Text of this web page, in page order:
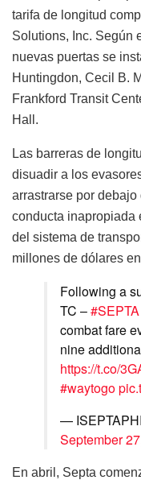
tarifa de longitud
Solutions, Inc. Según
nuevas puertas se
Huntingdon, Cecil B.
Frankford Transit
Hall.
Las barreras de
disuadir a los
arrastrarse por
conducta inapropiada
del sistema de
millones de dólares
Following a
TC –#SEPTA
combat fare
nine
https://t.co/
#waytogo
—
September
En abril, Septa